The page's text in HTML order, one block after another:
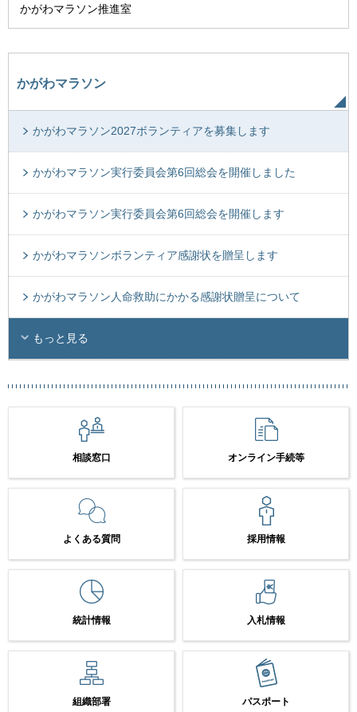
かがわマラソン推進室
かがわマラソン
かがわマラソン2027ボランティアを募集します
かがわマラソン実行委員会第6回総会を開催しました
かがわマラソン実行委員会第6回総会を開催します
かがわマラソンボランティア感謝状を贈呈します
かがわマラソン人命救助にかかる感謝状贈呈について
もっと見る
相談窓口 オンライン手続等
よくある質問 採用情報
統計情報 入札情報
組織部署 パスポート